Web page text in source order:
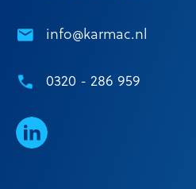
info@karmac.nl
0320 - 286 959
LinkedIn